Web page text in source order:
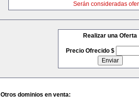
Serán consideradas
Realizar una Oferta
Precio Ofrecido $
Otros dominios en venta: